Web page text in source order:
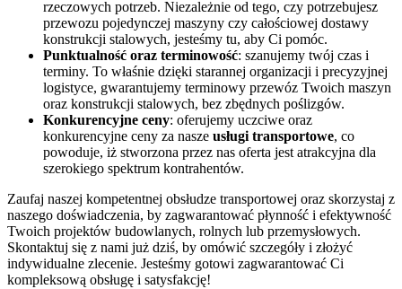
rzeczowych potrzeb. Niezależnie od tego, czy potrzebujesz
przewozu pojedynczej maszyny czy całościowej dostawy
konstrukcji stalowych, jesteśmy tu, aby Ci pomóc.
Punktualność oraz terminowość: szanujemy twój czas i
terminy. To właśnie dzięki starannej organizacji i precyzyjnej
logistyce, gwarantujemy terminowy przewóz Twoich maszyn
oraz konstrukcji stalowych, bez zbędnych poślizgów.
Konkurencyjne ceny: oferujemy uczciwe oraz
konkurencyjne ceny za nasze usługi transportowe, co
powoduje, iż stworzona przez nas oferta jest atrakcyjna dla
szerokiego spektrum kontrahentów.
Zaufaj naszej kompetentnej obsłudze transportowej oraz skorzystaj z
naszego doświadczenia, by zagwarantować płynność i efektywność
Twoich projektów budowlanych, rolnych lub przemysłowych.
Skontaktuj się z nami już dziś, by omówić szczegóły i złożyć
indywidualne zlecenie. Jesteśmy gotowi zagwarantować Ci
kompleksową obsługę i satysfakcję!